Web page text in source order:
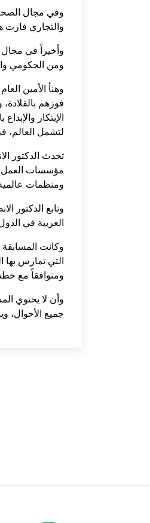
وفي مجال
والتجاري فازت
وأخيراً في مجال
ومن الحكومي
وهنأ الأمين
فوزهم
الإبتكار
لتشمل
تحدث الدكتور
مؤسسات العمل
ومنظمات
وتابع الدكتور
العربية في
وكانت
التي تمارس بها
ومتوافقاً مع
وأن لا يحتوي
جميع الأحوال،